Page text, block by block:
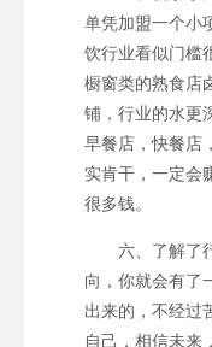
单凭加盟一个小
饮行业看似门槛
橱窗类的熟食店
铺，行业的水更
早餐店，快餐店
实肯干，一定会
很多钱。
六、了解了行
向，你就会有了
出来的，不经过
自己，相信未来